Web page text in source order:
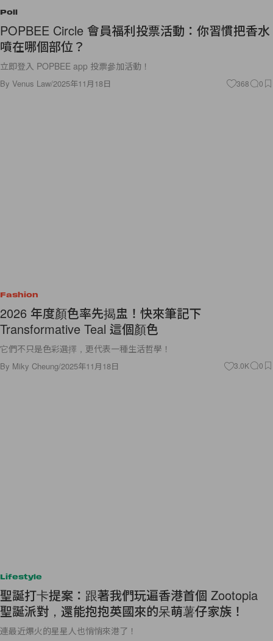
Poll
POPBEE Circle 會員福利投票活動：你習慣把香水
噴在哪個部位？
立即登入 POPBEE app 投票參加活動！
By Venus Law/2025年11月18日 368 0
Fashion
2026 年度顏色率先揭盅！快來筆記下
Transformative Teal 這個顏色
它們不只是色彩選擇，更代表一種生活哲學！
By Miky Cheung/2025年11月18日 3.0K 0
Lifestyle
聖誕打卡提案：跟著我們玩遍香港首個 Zootopia
聖誕派對，還能抱抱英國來的呆萌薯仔家族！
連最近爆火的星星人也悄悄來港了！